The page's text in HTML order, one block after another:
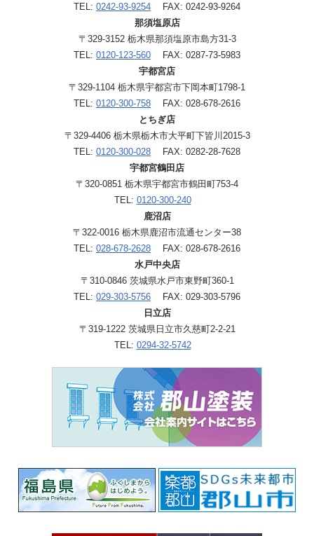
TEL: 0242-93-9254 FAX: 0242-93-9264
那須塩原店
〒329-3152 栃木県那須塩原市島方31-3
TEL: 0120-123-560 FAX: 0287-73-5983
宇都宮店
〒329-1104 栃木県宇都宮市下岡本町1798-1
TEL: 0120-300-758 FAX: 028-678-2616
とちぎ店
〒329-4406 栃木県栃木市大平町下皆川2015-3
TEL: 0120-300-028 FAX: 0282-28-7628
宇都宮鶴田店
〒320-0851 栃木県宇都宮市鶴田町753-4
TEL: 0120-300-240
鹿沼店
〒322-0016 栃木県鹿沼市流通センター38
TEL: 028-678-2628 FAX: 028-678-2616
水戸中央店
〒310-0846 茨城県水戸市東野町360-1
TEL: 029-303-5756 FAX: 029-303-5796
日立店
〒319-1222 茨城県日立市久慈町2-2-21
TEL: 0294-32-5742